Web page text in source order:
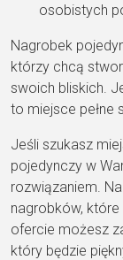
osobistych
Nagrobek
którzy chcą
swoich bliskich.
to miejsce pełne
Jeśli szukasz
pojedynczy w
rozwiązaniem.
nagrobków, które
ofercie możesz
który będzie